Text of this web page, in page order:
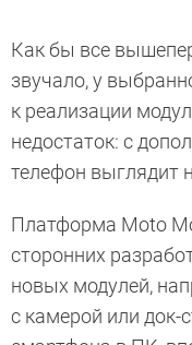
Как бы все
звучало, у
к реализации
недостаток: с
телефон выглядит
Платформа Moto
сторонних
новых модулей,
с камерой или док-